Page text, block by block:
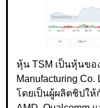
หุ้น TSM เป็นหุ้นขอ
Manufacturing
โดยเป็นผู้ผลิตชิปใ